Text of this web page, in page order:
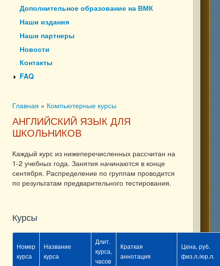
Дополнительное образование на ВМК
Наши издания
Наши партнеры
Новости
Контакты
FAQ
Вы здесь
Главная » Компьютерные курсы
АНГЛИЙСКИЙ ЯЗЫК ДЛЯ
ШКОЛЬНИКОВ
Каждый курс из нижеперечисленных рассчитан на
1-2 учебных года. Занятия начинаются в конце
сентября. Распределение по группам проводится
по результатам предварительного тестирования.
Курсы
Номер
курса
Название
курса
Длит.
курса,
часов
Краткая
аннотация
Цена, руб.
физ.л./юр.л.